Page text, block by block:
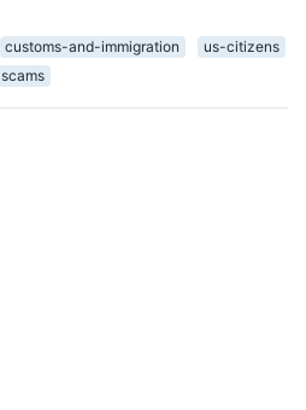
customs-and-immigration
us-citizens
scams